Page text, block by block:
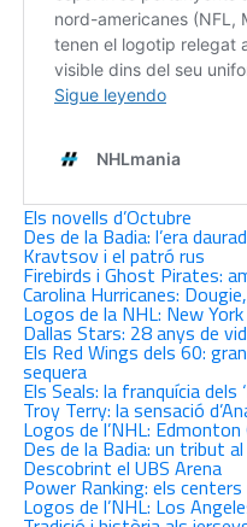
Els novells d’Octubre
Des de la Badia: l’era
Kravtsov i el patró rus
Firebirds i Ghost Pirates:
Carolina Hurricanes:
Logos de la NHL: New
Dallas Stars: 28 anys de
Els Red Wings dels 60:
sequera
Els Seals: la franquícia dels
Troy Terry: la sensació
Logos de l’NHL: Edmonton
Des de la Badia: un tribut
Descobrint el UBS Arena
Power Ranking: els
Logos de l’NHL: Los